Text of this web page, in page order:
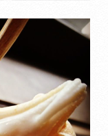
▼